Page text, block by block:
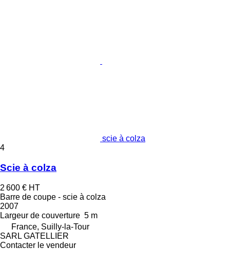
scie à colza
4
Scie à colza
2 600 € HT
Barre de coupe - scie à colza
2007
Largeur de couverture 5 m
France, Suilly-la-Tour
SARL GATELLIER
Contacter le vendeur